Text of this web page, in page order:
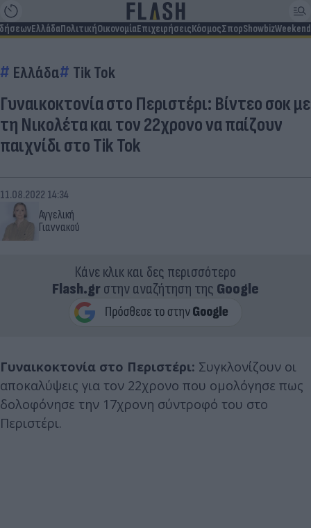
ΕλλάδαΠολιτικήΟικονομίαΕπιχειρήσειςΚόσμοςΣπορShowbizWeekend
Ελλάδα Tik Tok
Γυναικοκτονία στο Περιστέρι: Βίντεο σοκ με
τη Νικολέτα και τον 22χρονο να παίζουν
παιχνίδι στο Tik Tok
Αγγελική
Γιαννακού
11.08.2022 14:34
Κάνε κλικ και δες περισσότερο
Flash.grστην αναζήτηση της Google
Γυναικοκτονία στο Περιστέρι: Συγκλονίζουν οι
αποκαλύψεις για τον 22χρονο που ομολόγησε πως
δολοφόνησε την 17χρονη σύντροφό του στο
Περιστέρι.